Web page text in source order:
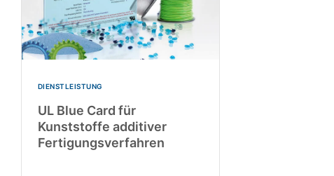
DIENSTLEISTUNG
UL Blue Card für
Kunststoffe additiver
Fertigungsverfahren